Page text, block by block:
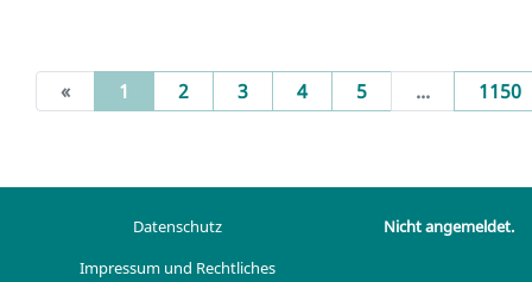
« 1 (current)
2 3 4 5 ... 1150
Datenschutz
Impressum und Rechtliches
Nicht angemeldet.